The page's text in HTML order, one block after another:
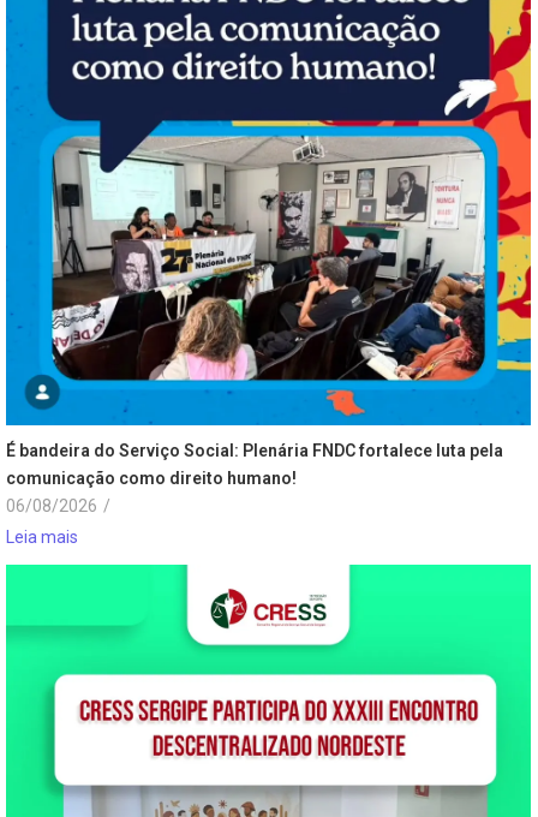
É bandeira do Serviço Social: Plenária FNDC fortalece luta pela
comunicação como direito humano!
06/08/2026 /
Leia mais